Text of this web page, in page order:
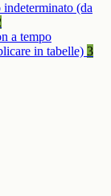
indeterminato (da
a tempo
in tabelle) 3